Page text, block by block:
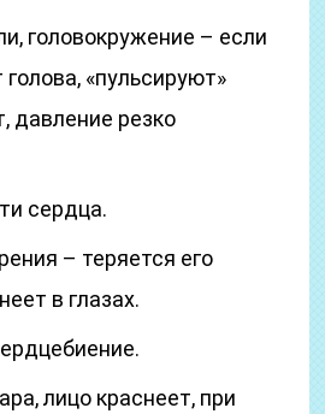
головокружение – если
«пульсируют»
давление резко
сердца.
– теряется его
в глазах.
лицо краснеет, при